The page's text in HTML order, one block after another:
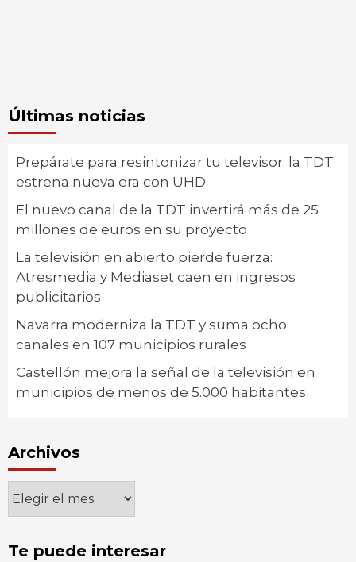
Últimas noticias
Prepárate para resintonizar tu televisor: la TDT
estrena nueva era con UHD
El nuevo canal de la TDT invertirá más de 25
millones de euros en su proyecto
La televisión en abierto pierde fuerza:
Atresmedia y Mediaset caen en ingresos
publicitarios
Navarra moderniza la TDT y suma ocho
canales en 107 municipios rurales
Castellón mejora la señal de la televisión en
municipios de menos de 5.000 habitantes
Archivos
Archivos
Te puede interesar